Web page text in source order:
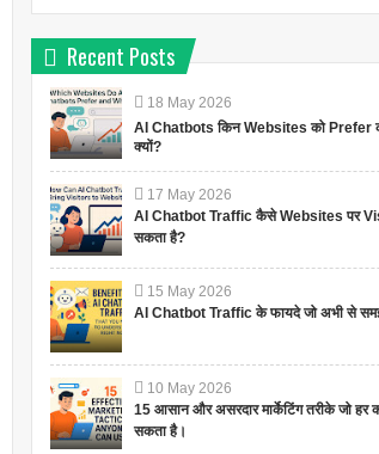
Recent Posts
18 May 2026
AI Chatbots किन Websites को Prefer
क्यों?
17 May 2026
AI Chatbot Traffic कैसे Websites पर
सकता है?
15 May 2026
AI Chatbot Traffic के फायदे जो अभी से
10 May 2026
15 आसान और असरदार मार्केटिंग तरीके जो हर
सकता है।